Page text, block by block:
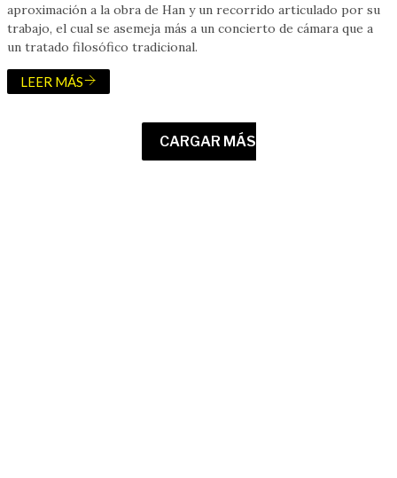
aproximación a la obra de Han y un recorrido articulado por su
trabajo, el cual se asemeja más a un concierto de cámara que a
un tratado filosófico tradicional.
LEER MÁS
CARGAR MÁS